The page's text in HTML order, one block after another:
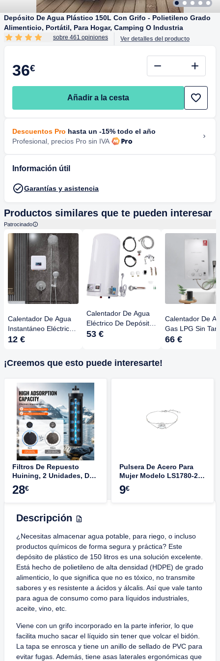
Depósito De Agua Plástico 150L Con Grifo - Polietileno Grado
Alimenticio, Portátil, Para Hogar, Camping O Industria
sobre 461 opiniones Ver detalles del producto
36€
Añadir a la cesta
Descuentos Pro hasta un -15% todo el año
Profesional, precios Pro sin IVA
Información útil
Garantías y asistencia
Productos similares que te pueden interesar
Patrocinado
Calentador De Agua
Instantáneo Eléctrico
5500W – 230V, Ajuste
Cocina O Baño
12 €
Calentador De Agua
Eléctrico De Depósito
- 35L/50L/60L/80L,
53 €
Calentador De
Gas LPG Sin
16L 32KW - Para
66 €
¡Creemos que esto puede interesarte!
Filtros De Repuesto
Huining, 2 Unidades, De
Carbón Activado De
Coco, Para Sistemas De
Galones O 1 Año De Vida
28€
Pulsera De Acero Para
Mujer Modelo LS1780-2/1,
Colección Urban Woman
De Lotus Style
9€
Descripción
¿Necesitas almacenar agua potable, para riego, o incluso
productos químicos de forma segura y práctica? Este
depósito de plástico de 150 litros es una solución excelente.
Está hecho de polietileno de alta densidad (HDPE) de grado
alimenticio, lo que significa que no es tóxico, no transmite
sabores y es resistente a ácidos y álcalis. Así que vale tanto
para agua de consumo como para líquidos industriales,
aceite, vino, etc.
Viene con un grifo incorporado en la parte inferior, lo que
facilita mucho sacar el líquido sin tener que volcar el bidón.
La tapa se enrosca y tiene un anillo de sellado de PVC para
evitar fugas. Además, tiene asas laterales ergonómicas que